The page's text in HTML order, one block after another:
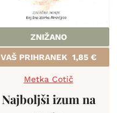
ZNIŽANO
VAŠ PRIHRANEK 1,85 €
Metka Cotič
Najboljši izum na